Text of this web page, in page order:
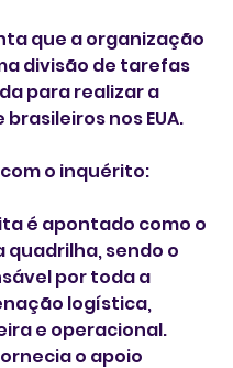
que a organização
divisão de tarefas
para realizar a
nos EUA.
o inquérito:
é apontado como o
quadrilha, sendo o
por toda a
logística,
e operacional.